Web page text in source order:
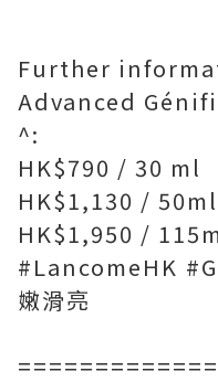
Further
Advanced
^:
HK$790 / 30 ml
HK$1,130 / 50ml
HK$1,950 /
#LancomeHK
嫩滑亮